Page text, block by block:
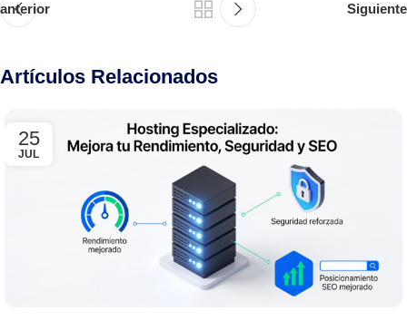
anterior Siguiente
Artículos Relacionados
25
JUL